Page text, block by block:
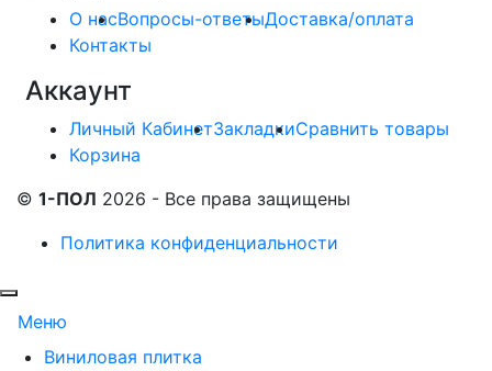
О насВопросы-ответыДоставка/оплата
Контакты
Аккаунт
Личный КабинетЗакладкиСравнить товары
Корзина
© 1-ПОЛ 2026 - Все права защищены
Политика конфиденциальности
Меню
Виниловая плитка